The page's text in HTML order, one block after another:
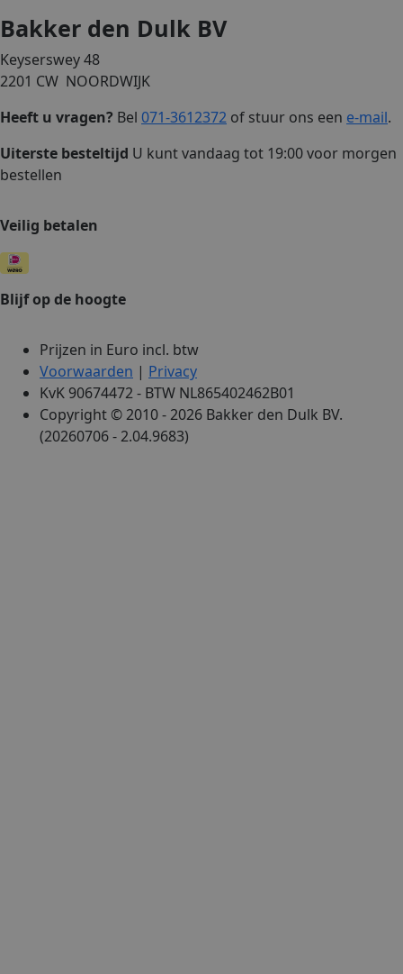
Bakker den Dulk BV
Keyserswey 48
2201 CW NOORDWIJK
Heeft u vragen? Bel 071-3612372 of stuur ons een e-mail.
Uiterste besteltijd U kunt vandaag tot 19:00 voor morgen
bestellen
Veilig betalen
Blijf op de hoogte
Prijzen in Euro incl. btw
Voorwaarden | Privacy
KvK 90674472 - BTW NL865402462B01
Copyright © 2010 - 2026 Bakker den Dulk BV.
(20260706 - 2.04.9683)